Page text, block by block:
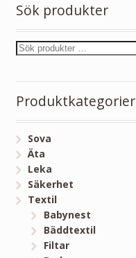
Sök produkter
Produktkategorier
Sova
Äta
Leka
Säkerhet
Textil
Babynest
Bäddtextil
Filtar